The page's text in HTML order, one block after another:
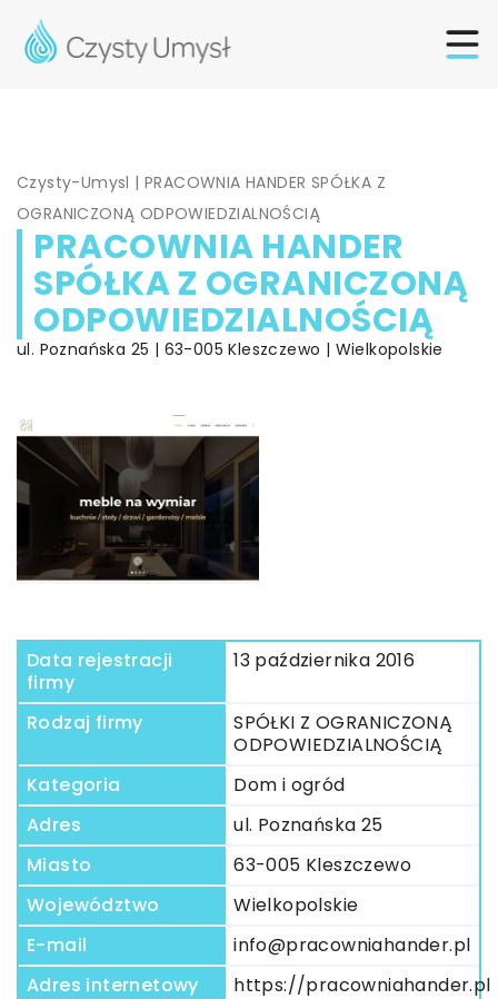
Czysty-Umysl |PRACOWNIA HANDER SPÓŁKA Z
OGRANICZONĄ ODPOWIEDZIALNOŚCIĄ
PRACOWNIA HANDER
SPÓŁKA Z OGRANICZONĄ
ODPOWIEDZIALNOŚCIĄ
ul. Poznańska 25 | 63-005 Kleszczewo | Wielkopolskie
Data rejestracji
firmy
13 października 2016
Rodzaj firmy
SPÓŁKI Z OGRANICZONĄ
ODPOWIEDZIALNOŚCIĄ
Kategoria
Dom i ogród
Adres
ul. Poznańska 25
Miasto
63-005 Kleszczewo
Województwo
Wielkopolskie
E-mail
info@pracowniahander.pl
Adres internetowy
https://pracowniahander.pl